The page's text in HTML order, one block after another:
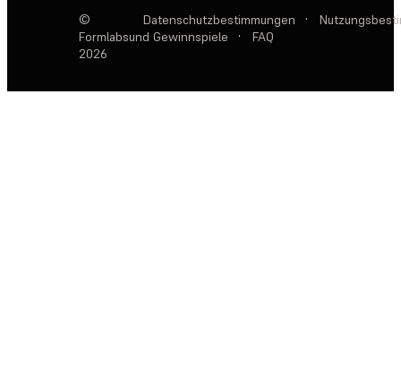
©
Formlabs
2026
Datenschutzbestimmungen ·
und Gewinnspiele
· FAQ